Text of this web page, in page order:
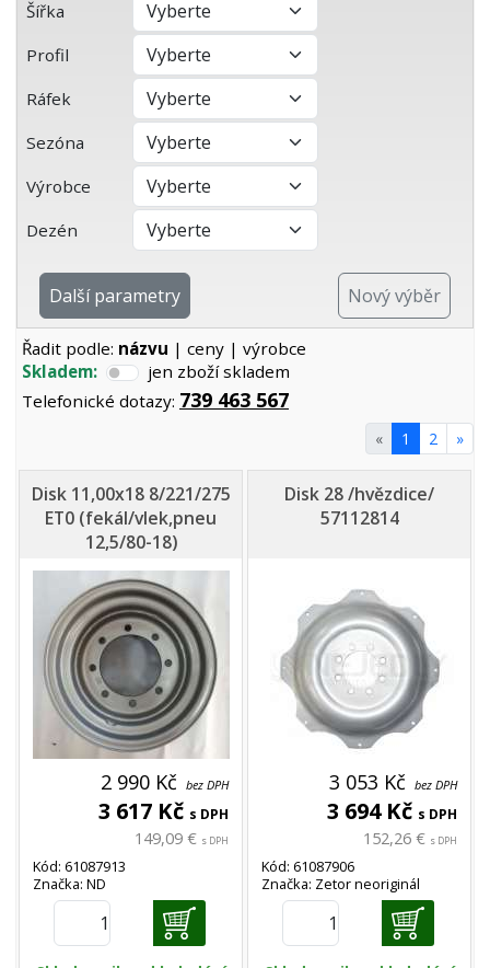
Šířka
Profil
Ráfek
Sezóna
Výrobce
Dezén
Další parametry Nový výběr
Řadit podle: názvu | ceny | výrobce
Skladem:
jen zboží skladem
Telefonické dotazy: 739 463 567
« 1 2 »
Disk 11,00x18 8/221/275
ET0 (fekál/vlek,pneu
12,5/80-18)
2 990 Kč bez DPH
3 617 Kč s DPH
149,09 € s DPH
Kód: 61087913
Značka: ND
Disk 28 /hvězdice/
57112814
3 053 Kč bez DPH
3 694 Kč s DPH
152,26 € s DPH
Kód: 61087906
Značka: Zetor neoriginál